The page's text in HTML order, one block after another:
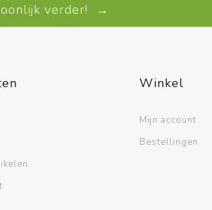
verder! →
Winkel
Mijn account
Bestellingen